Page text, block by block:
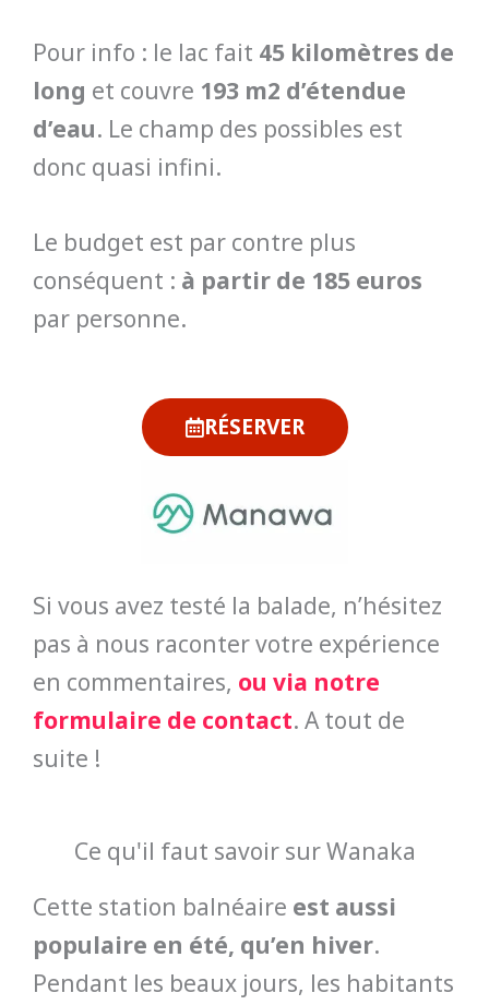
Pour info : le lac fait 45 kilomètres de
long et couvre 193 m2 d’étendue
d’eau. Le champ des possibles est
donc quasi infini.
Le budget est par contre plus
conséquent : à partir de 185 euros
par personne.
RÉSERVER
Si vous avez testé la balade, n’hésitez
pas à nous raconter votre expérience
en commentaires, ou via notre
formulaire de contact. A tout de
suite !
Ce qu'il faut savoir sur Wanaka
Cette station balnéaire est aussi
populaire en été, qu’en hiver.
Pendant les beaux jours, les habitants